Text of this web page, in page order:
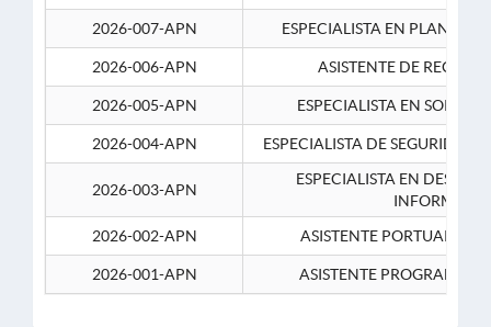
2026-007-APN ESPECIALISTA EN
2026-006-APN ASISTENTE DE
2026-005-APN ESPECIALISTA EN
2026-004-APN ESPECIALISTA DE SEGURIDAD
2026-003-APN
ESPECIALISTA EN
2026-002-APN
ASISTENTE PORTUARIO 2-
2026-001-APN ASISTENTE